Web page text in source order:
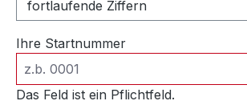
Ihre Startnummer
Das Feld ist ein Pflichtfeld.